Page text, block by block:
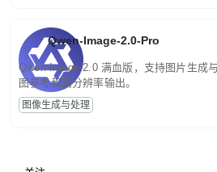
Qwen-Image-2.0-Pro
Qwen-Image-2.0 满血版，支持图片生成
图参考和高分辨率输出。
图像生成与处理